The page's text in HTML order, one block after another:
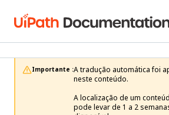
Importante :A tradução automática foi
neste conteúdo.
A localização de um
pode levar de 1 a 2